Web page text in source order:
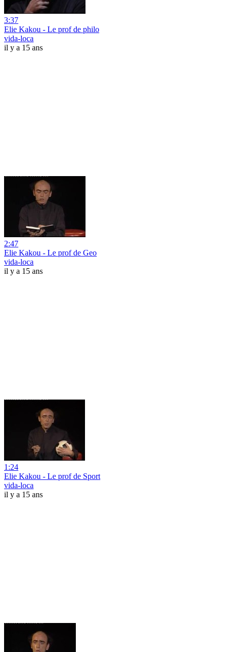
3:37
Elie Kakou - Le prof de philo
vida-loca
il y a 15 ans
2:47
Elie Kakou - Le prof de Geo
vida-loca
il y a 15 ans
1:24
Elie Kakou - Le prof de Sport
vida-loca
il y a 15 ans